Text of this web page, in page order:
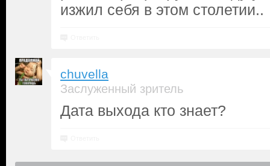
изжил себя в этом столетии..
chuvella
Заслуженный зритель
Дата выхода кто знает?